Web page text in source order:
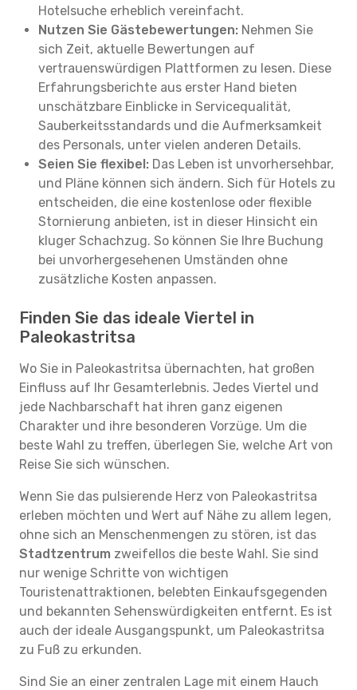
Hotelsuche erheblich vereinfacht.
Nutzen Sie Gästebewertungen: Nehmen Sie
sich Zeit, aktuelle Bewertungen auf
vertrauenswürdigen Plattformen zu lesen. Diese
Erfahrungsberichte aus erster Hand bieten
unschätzbare Einblicke in Servicequalität,
Sauberkeitsstandards und die Aufmerksamkeit
des Personals, unter vielen anderen Details.
Seien Sie flexibel: Das Leben ist unvorhersehbar,
und Pläne können sich ändern. Sich für Hotels zu
entscheiden, die eine kostenlose oder flexible
Stornierung anbieten, ist in dieser Hinsicht ein
kluger Schachzug. So können Sie Ihre Buchung
bei unvorhergesehenen Umständen ohne
zusätzliche Kosten anpassen.
Finden Sie das ideale Viertel in
Paleokastritsa
Wo Sie in Paleokastritsa übernachten, hat großen
Einfluss auf Ihr Gesamterlebnis. Jedes Viertel und
jede Nachbarschaft hat ihren ganz eigenen
Charakter und ihre besonderen Vorzüge. Um die
beste Wahl zu treffen, überlegen Sie, welche Art von
Reise Sie sich wünschen.
Wenn Sie das pulsierende Herz von Paleokastritsa
erleben möchten und Wert auf Nähe zu allem legen,
ohne sich an Menschenmengen zu stören, ist das
Stadtzentrum zweifellos die beste Wahl. Sie sind
nur wenige Schritte von wichtigen
Touristenattraktionen, belebten Einkaufsgegenden
und bekannten Sehenswürdigkeiten entfernt. Es ist
auch der ideale Ausgangspunkt, um Paleokastritsa
zu Fuß zu erkunden.
Sind Sie an einer zentralen Lage mit einem Hauch